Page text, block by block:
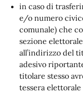
in caso di
e/o numero
comunale) che
sezione
all’indirizzo del
adesivo
titolare stesso
tessera elettorale